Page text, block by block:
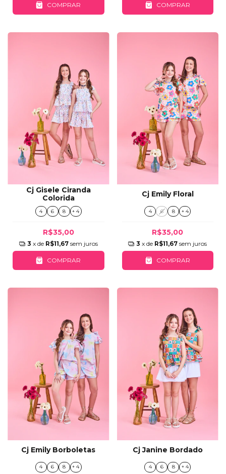
COMPRAR COMPRAR
Cj Gisele Ciranda
Colorida
4 6 8 + 4
R$35,00
3 x de R$11,67 sem juros
COMPRAR
Cj Emily Floral
4 6 8 + 4
R$35,00
3 x de R$11,67 sem juros
COMPRAR
Cj Emily Borboletas
4 6 8 + 4
Cj Janine Bordado
4 6 8 + 4